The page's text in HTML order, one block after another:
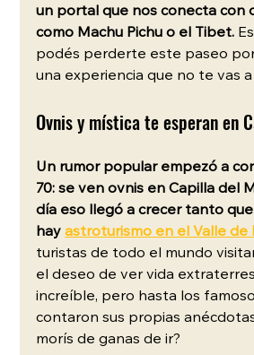
un portal que nos conecta con
como Machu Pichu o el Tibet.
podés perderte este paseo por
una experiencia que no te vas
Ovnis y mística te esperan en
Un rumor popular empezó a
70: se ven ovnis en Capilla del
día eso llegó a crecer tanto que
hay astroturismo en el Valle de
turistas de todo el mundo
el deseo de ver vida
increíble, pero hasta los
contaron sus propias
morís de ganas de ir?